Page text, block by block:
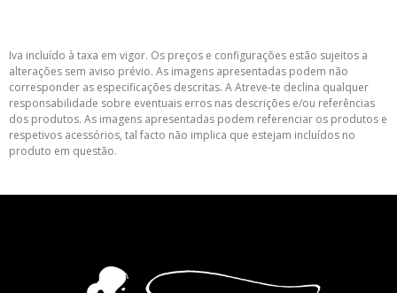
Iva incluído à taxa em vigor. Os preços e configurações estão sujeitos a
alterações sem aviso prévio. As imagens apresentadas podem não
corresponder as especificações descritas. A Atreve-te declina qualquer
responsabilidade sobre eventuais erros nas descrições e/ou referências
dos produtos. As imagens apresentadas podem referenciar os produtos e
respetivos acessórios, tal facto não implica que estejam incluídos no
produto em questão.